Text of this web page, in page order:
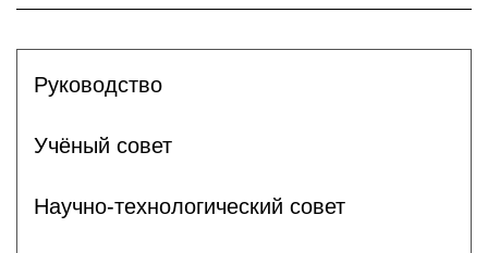
Руководство
Учёный совет
Научно-технологический совет